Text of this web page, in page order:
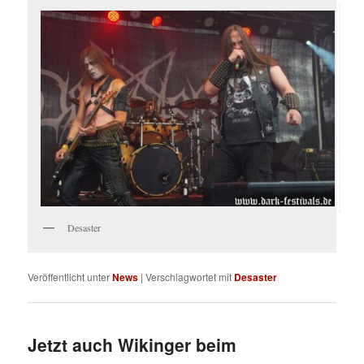
Desaster
Veröffentlicht unterNews |Verschlagwortet mit Desaster
Jetzt auch Wikinger beim